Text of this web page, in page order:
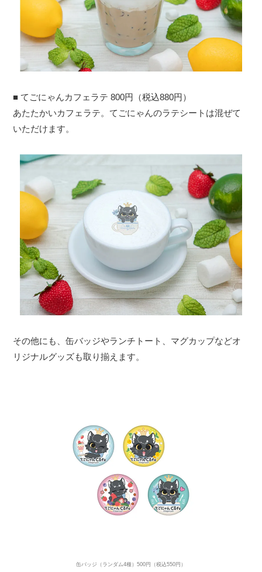
■ てごにゃんカフェラテ 800円（税込880円）
あたたかいカフェラテ。てごにゃんのラテシートは混ぜて
いただけます。
その他にも、缶バッジやランチトート、マグカップなどオ
リジナルグッズも取り揃えます。
缶バッジ（ランダム4種）500円（税込550円）